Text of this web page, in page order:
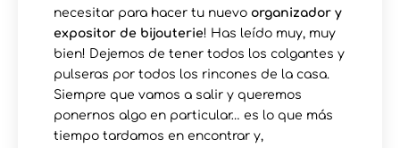
necesitar para hacer tu nuevo organizador y
expositor de bijouterie! Has leído muy, muy
bien! Dejemos de tener todos los colgantes y
pulseras por todos los rincones de la casa.
Siempre que vamos a salir y queremos
ponernos algo en particular… es lo que más
tiempo tardamos en encontrar y,